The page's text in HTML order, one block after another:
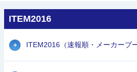
ITEM2016
ITEM2016（速報順・メーカーブー